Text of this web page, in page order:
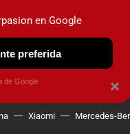
OBSERVATORIO
Xiaomi Mercedes-
×
en Google
preferida
de Google